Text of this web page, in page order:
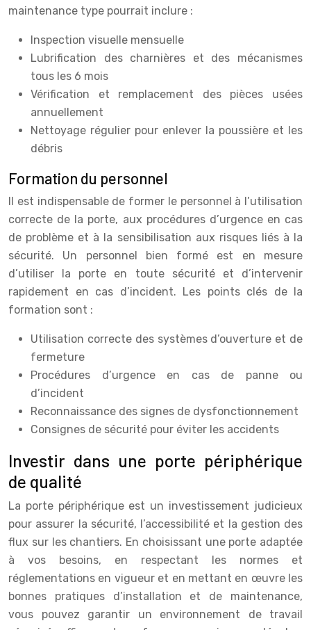
maintenance type pourrait inclure :
Inspection visuelle mensuelle
Lubrification des charnières et des mécanismes
tous les 6 mois
Vérification et remplacement des pièces usées
annuellement
Nettoyage régulier pour enlever la poussière et les
débris
Formation du personnel
Il est indispensable de former le personnel à l’utilisation
correcte de la porte, aux procédures d’urgence en cas
de problème et à la sensibilisation aux risques liés à la
sécurité. Un personnel bien formé est en mesure
d’utiliser la porte en toute sécurité et d’intervenir
rapidement en cas d’incident. Les points clés de la
formation sont :
Utilisation correcte des systèmes d’ouverture et de
fermeture
Procédures d’urgence en cas de panne ou
d’incident
Reconnaissance des signes de dysfonctionnement
Consignes de sécurité pour éviter les accidents
Investir dans une porte périphérique
de qualité
La porte périphérique est un investissement judicieux
pour assurer la sécurité, l’accessibilité et la gestion des
flux sur les chantiers. En choisissant une porte adaptée
à vos besoins, en respectant les normes et
réglementations en vigueur et en mettant en œuvre les
bonnes pratiques d’installation et de maintenance,
vous pouvez garantir un environnement de travail